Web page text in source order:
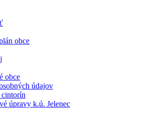
obce
obce
údajov
úpravy k.ú. Jelenec